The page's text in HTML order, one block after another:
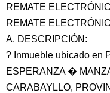
REMATE
REMATE
A. DESCRIPCIÓN:
? Inmueble ubicado en
ESPERANZA �
CARABAYLLO,